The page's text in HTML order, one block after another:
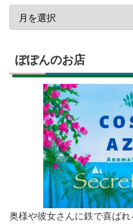
ぽぽんのお店
奥様や彼女さんに鉄で喜ばれ